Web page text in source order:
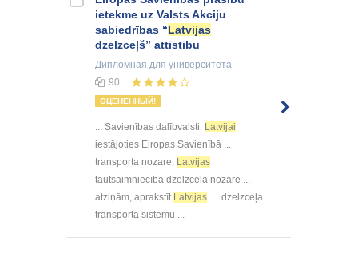
ietekme uz Valsts Akciju
sabiedrības “Latvijas
dzelzceļš” attīstību
Дипломная для университета
90
ОЦЕНЕННЫЙ!
... Savienības dalībvalsti. Latvijai
iestājoties Eiropas Savienībā ...
transporta nozare. Latvijas
tautsaimniecībā dzelzceļa nozare ...
atziņām, aprakstīt Latvijas
dzelzceļa
transporta sistēmu ...